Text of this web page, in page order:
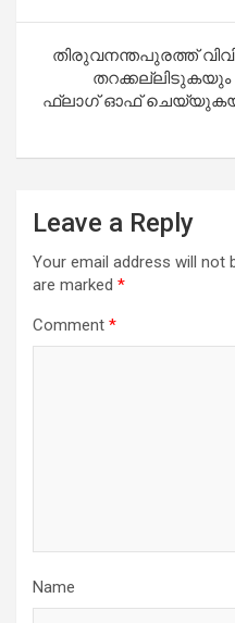
o
k
p
p
തിരുവനന്തപുരത്ത്
ഫ്ലാഗ് ഓഫ്
Leave a Reply
Your email address will not
are marked *
Comment *
Name